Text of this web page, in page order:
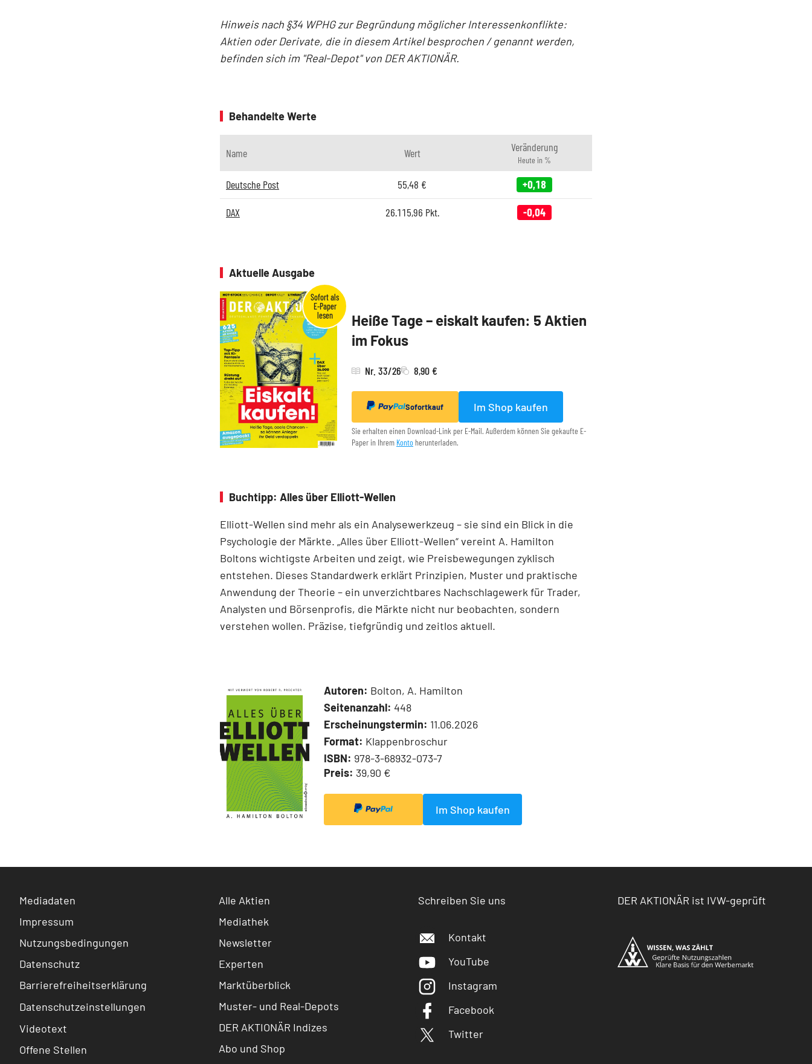
Hinweis nach §34 WPHG zur Begründung möglicher Interessenkonflikte:
Aktien oder Derivate, die in diesem Artikel besprochen / genannt werden,
befinden sich im "Real-Depot" von DER AKTIONÄR.
Behandelte Werte
Name Wert Veränderung
Heute in %
Deutsche Post 55,48 € +0,18
DAX 26.115,96 Pkt. -0,04
Aktuelle Ausgabe
Heiße Tage – eiskalt kaufen: 5 Aktien
im Fokus
Nr. 33/26 8,90 €
Sofortkauf Im Shop kaufen
Sie erhalten einen Download-Link per E-Mail. Außerdem können Sie gekaufte E-
Paper in Ihrem Konto herunterladen.
Buchtipp: Alles über Elliott-Wellen
Elliott-Wellen sind mehr als ein Analysewerkzeug – sie sind ein Blick in die
Psychologie der Märkte. „Alles über Elliott-Wellen“ vereint A. Hamilton
Boltons wichtigste Arbeiten und zeigt, wie Preisbewegungen zyklisch
entstehen. Dieses Standardwerk erklärt Prinzipien, Muster und praktische
Anwendung der Theorie – ein unverzichtbares Nachschlagewerk für Trader,
Analysten und Börsenprofis, die Märkte nicht nur beobachten, sondern
verstehen wollen. Präzise, tiefgründig und zeitlos aktuell.
Autoren: Bolton, A. Hamilton
Seitenanzahl: 448
Erscheinungstermin: 11.06.2026
Format: Klappenbroschur
ISBN: 978-3-68932-073-7
Preis: 39,90 €
Im Shop kaufen
Mediadaten
Impressum
Nutzungsbedingungen
Datenschutz
Barrierefreiheitserklärung
Datenschutzeinstellungen
Videotext
Offene Stellen
Alle Aktien
Mediathek
Newsletter
Experten
Marktüberblick
Muster- und Real-Depots
DER AKTIONÄR Indizes
Abo und Shop
Schreiben Sie uns
Kontakt
YouTube
Instagram
Facebook
Twitter
DER AKTIONÄR ist IVW-geprüft